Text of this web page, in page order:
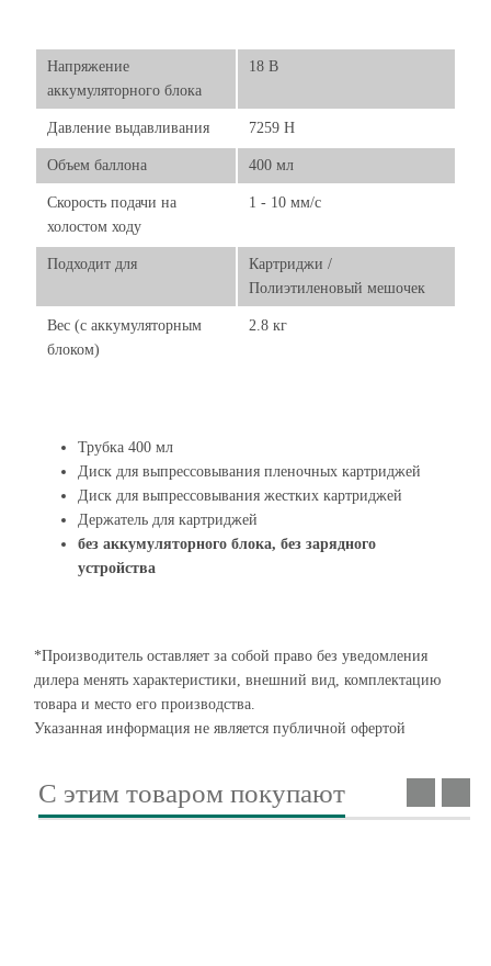
Напряжение
аккумуляторного блока
18 В
Давление выдавливания 7259 Н
Объем баллона 400 мл
Скорость подачи на
холостом ходу
1 - 10 мм/с
Подходит для
Картриджи /
Полиэтиленовый мешочек
Вес (с аккумуляторным
блоком)
2.8 кг
Трубка 400 мл
Диск для выпрессовывания пленочных картриджей
Диск для выпрессовывания жестких картриджей
Держатель для картриджей
без аккумуляторного блока, без зарядного
устройства
*Производитель оставляет за собой право без уведомления
дилера менять характеристики, внешний вид, комплектацию
товара и место его производства.
Указанная информация не является публичной офертой
С этим товаром покупают